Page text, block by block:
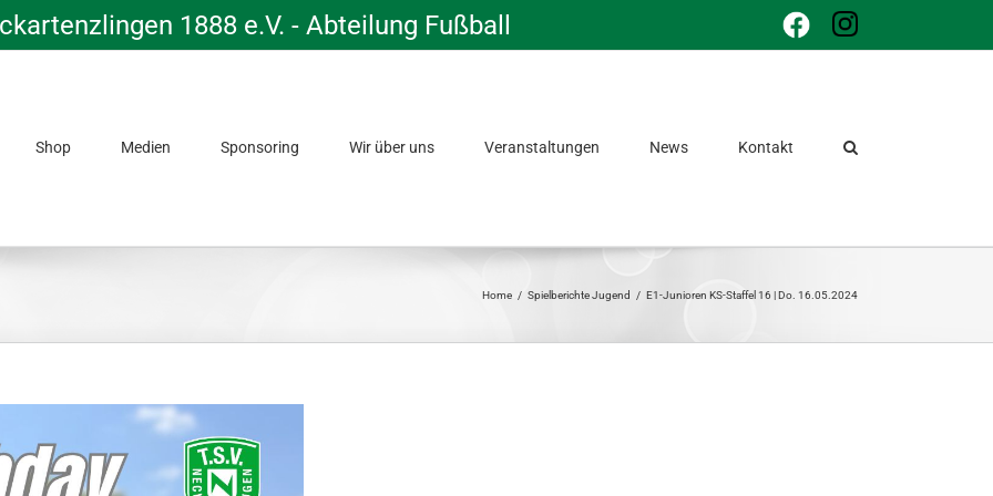
1888 e.V. - Abteilung Fußball FacebookInstagram
Shop Medien Sponsoring Wir über uns Veranstaltungen News Kontakt
Home / Spielberichte Jugend / E1-Junioren KS-Staffel 16 | Do. 16.05.2024